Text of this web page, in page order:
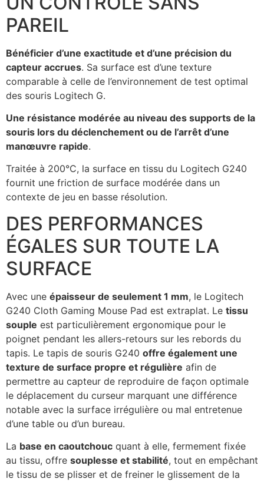
PAREIL
Bénéficier d’une exactitude et d’une précision du
capteur accrues. Sa surface est d’une texture
comparable à celle de l’environnement de test optimal
des souris Logitech G.
Une résistance modérée au niveau des supports de la
souris lors du déclenchement ou de l’arrêt d’une
manœuvre rapide.
Traitée à 200°C, la surface en tissu du Logitech G240
fournit une friction de surface modérée dans un
contexte de jeu en basse résolution.
DES PERFORMANCES
ÉGALES SUR TOUTE LA
SURFACE
Avec une épaisseur de seulement 1 mm, le Logitech
G240 Cloth Gaming Mouse Pad est extraplat. Le tissu
souple est particulièrement ergonomique pour le
poignet pendant les allers-retours sur les rebords du
tapis. Le tapis de souris G240 offre également une
texture de surface propre et régulière afin de
permettre au capteur de reproduire de façon optimale
le déplacement du curseur marquant une différence
notable avec la surface irrégulière ou mal entretenue
d’une table ou d’un bureau.
La base en caoutchouc quant à elle, fermement fixée
au tissu, offre souplesse et stabilité, tout en empêchant
le tissu de se plisser et de freiner le glissement de la